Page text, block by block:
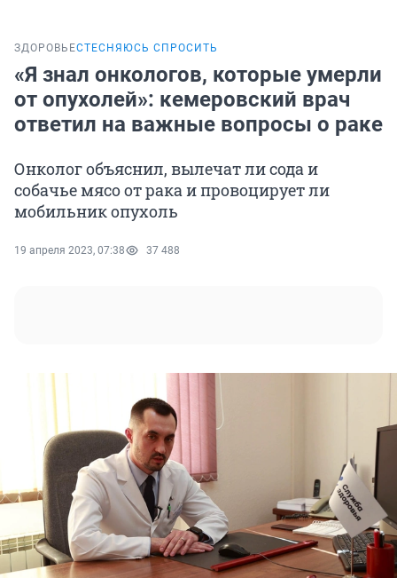
ЗДОРОВЬЕСТЕСНЯЮСЬ СПРОСИТЬ
«Я знал онкологов, которые умерли
от опухолей»: кемеровский врач
ответил на важные вопросы о раке
Онколог объяснил, вылечат ли сода и
собачье мясо от рака и провоцирует ли
мобильник опухоль
19 апреля 2023, 07:38 37 488